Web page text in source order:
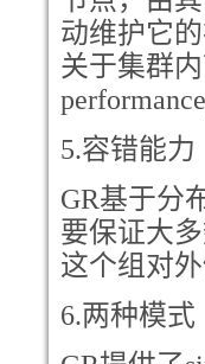
动维护它
关于集群
5.容错能力
GR基于分
要保证大
这个组对
6.两种模式